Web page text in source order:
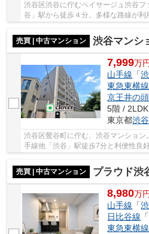
渋谷区渋谷に佇むペイサージュ渋谷
谷」駅から徒歩４分。多様な路線が
売買 | 中古マンション
渋谷マンシ
7,999万円
山手線 「
東急東横線
京王井の
5階 /
東京都渋
渋谷区鶯谷町に佇む、渋谷マンショ
手線他「渋谷」駅徒歩7分と利便性良
売買 | 中古マンション
プラウド渋
8,980万円
山手線 「
日比谷線 「
東急東横線